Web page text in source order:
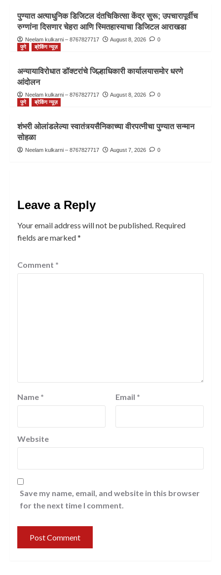
पुण्यात अत्याधुनिक डिजिटल दंतचिकित्सा केंद्र सुरू; उपचारापूर्वीच
रुग्णांना दिसणार चेहरा आणि स्मितहास्याचा डिजिटल आराखडा
Neelam kulkarni – 8767827717 August 8, 2026
0
पुणे
ब्रेकिंग न्यूज़
अन्यायाविरोधात डॉक्टरांचे जिल्हाधिकारी कार्यालयासमोर धरणे
आंदोलन
Neelam kulkarni – 8767827717 August 8, 2026
0
पुणे
ब्रेकिंग न्यूज़
शंभरी ओलांडलेल्या स्वातंत्र्यसैनिकाच्या वीरपत्नीचा पुण्यात सन्मान
सोहळा
Neelam kulkarni – 8767827717 August 7, 2026 0
Leave a Reply
Your email address will not be published. Required
fields are marked*
Comment *
Name * Email *
Website
Save my name, email, and website in this browser
for the next time I comment.